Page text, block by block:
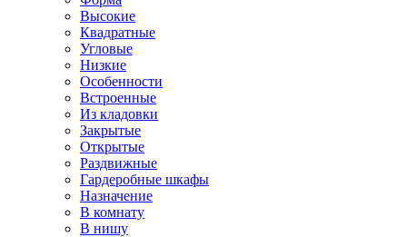
Высокие
Квадратные
Угловые
Низкие
Особенности
Встроенные
Из кладовки
Закрытые
Открытые
Раздвижные
Гардеробные шкафы
Назначение
В комнату
В нишу